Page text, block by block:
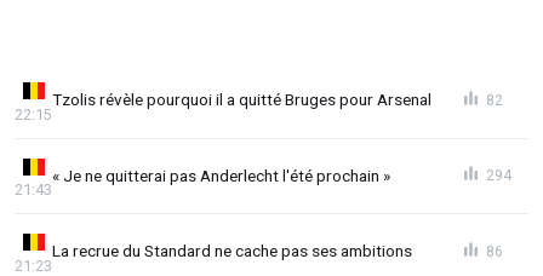
Tzolis révèle pourquoi il a quitté Bruges pour Arsenal
22:15
82
« Je ne quitterai pas Anderlecht l'été prochain »
21:43
294
La recrue du Standard ne cache pas ses ambitions
21:23
86